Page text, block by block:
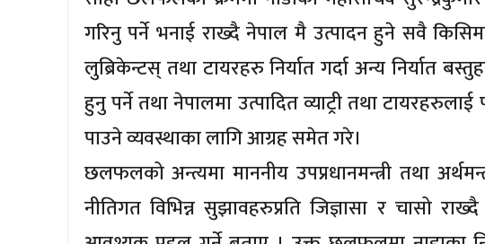
गरिनु पर्ने भनाई राख्दै नेपाल मै उत्पादन हुने सवै
लुब्रिकेन्टस् तथा टायरहरु निर्यात गर्दा अन्य निर्यात
हुनु पर्ने तथा नेपालमा उत्पादित व्याट्री तथा
पाउने व्यवस्थाका लागि आग्रह समेत गरे।
छलफलको अन्त्यमा माननीय उपप्रधानमन्त्री तथा
नीतिगत विभिन्न सुझावहरुप्रति जिज्ञासा र चासो